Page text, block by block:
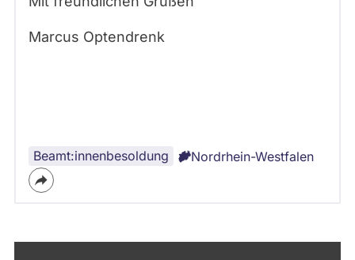
Marcus Optendrenk
Beamt:innenbesoldung Nordrhein-Westfalen